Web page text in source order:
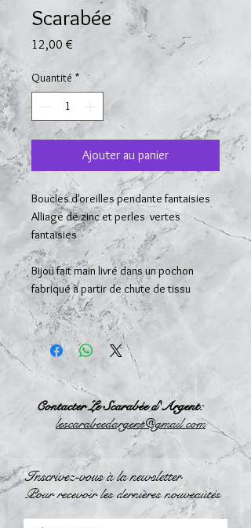
Scarabée
12,00 €
Quantité *
Ajouter au panier
Boucles d'oreilles pendante fantaisies
Alliage de zinc et perles vertes
fantaisies
Bijou fait main livré dans un pochon
fabriqué à partir de chute de tissu
Contacter Le Scarabée d'Argent:
lescarabeedargent@gmail.com
Inscrivez-vous à la newsletter
Pour recevoir les dernières nouveautés